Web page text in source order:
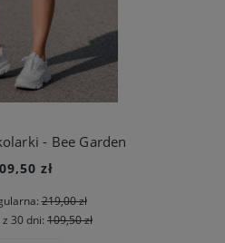
- Bee Garden
zł
219,00 zł
30 dni: 109,50 zł